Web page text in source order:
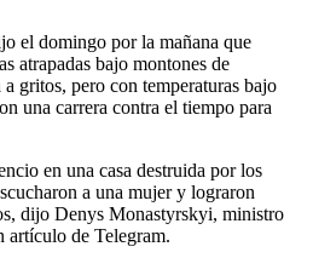
el domingo por la mañana que
atrapadas bajo montones de
gritos, pero con temperaturas bajo
una carrera contra el tiempo para
en una casa destruida por los
a una mujer y lograron
dijo Denys Monastyrskyi, ministro
artículo de Telegram.